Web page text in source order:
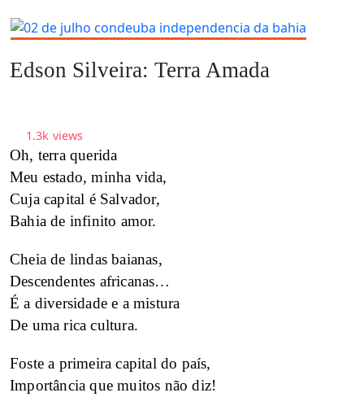
Edson Silveira: Terra Amada
1.3k views
Oh, terra querida
Meu estado, minha vida,
Cuja capital é Salvador,
Bahia de infinito amor.
Cheia de lindas baianas,
Descendentes africanas…
É a diversidade e a mistura
De uma rica cultura.
Foste a primeira capital do país,
Importância que muitos não diz!